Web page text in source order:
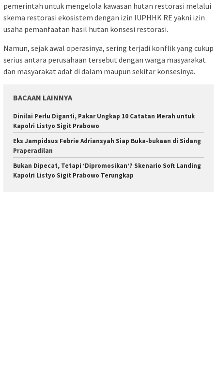
pemerintah untuk mengelola kawasan hutan restorasi melalui
skema restorasi ekosistem dengan izin IUPHHK RE yakni izin
usaha pemanfaatan hasil hutan konsesi restorasi.
Namun, sejak awal operasinya, sering terjadi konflik yang cukup
serius antara perusahaan tersebut dengan warga masyarakat
dan masyarakat adat di dalam maupun sekitar konsesinya.
BACAAN LAINNYA
Dinilai Perlu Diganti, Pakar Ungkap 10 Catatan Merah untuk
Kapolri Listyo Sigit Prabowo
Eks Jampidsus Febrie Adriansyah Siap Buka-bukaan di Sidang
Praperadilan
Bukan Dipecat, Tetapi ‘Dipromosikan’? Skenario Soft Landing
Kapolri Listyo Sigit Prabowo Terungkap